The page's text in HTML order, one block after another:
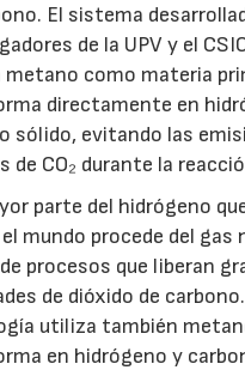
El sistema
de la UPV y el
metano como materia
directamente en
sólido, evitando las
de CO₂ durante la
parte del hidrógeno
mundo procede del gas
procesos que liberan
de dióxido de
utiliza también
en hidrógeno y